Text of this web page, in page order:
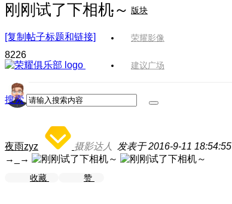
版块
荣耀影像
建议广场
搜索
刚刚试了下相机～
[复制帖子标题和链接]
8226
夜雨zyz 摄影达人 发表于 2016-9-11 18:54:55
→_→
收藏 赞